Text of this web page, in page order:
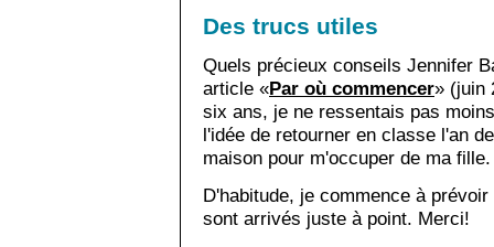
Des trucs utiles
Quels précieux conseils Jennifer
article «Par où commencer» (juin
six ans, je ne ressentais pas
l'idée de retourner en classe l'an
maison pour m'occuper de ma fille.
D'habitude, je commence à
sont arrivés juste à point. Merci!